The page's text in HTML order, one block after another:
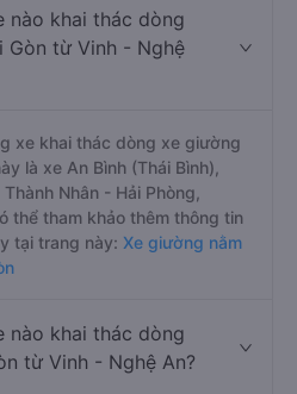
nào khai thác dòng
Gòn từ Vinh - Nghệ
xe khai thác dòng xe giường
là xe An Bình (Thái Bình),
Nhân - Hải Phòng,
thể tham khảo thêm thông tin
tại trang này: Xe giường nằm
nào khai thác dòng
từ Vinh - Nghệ An?